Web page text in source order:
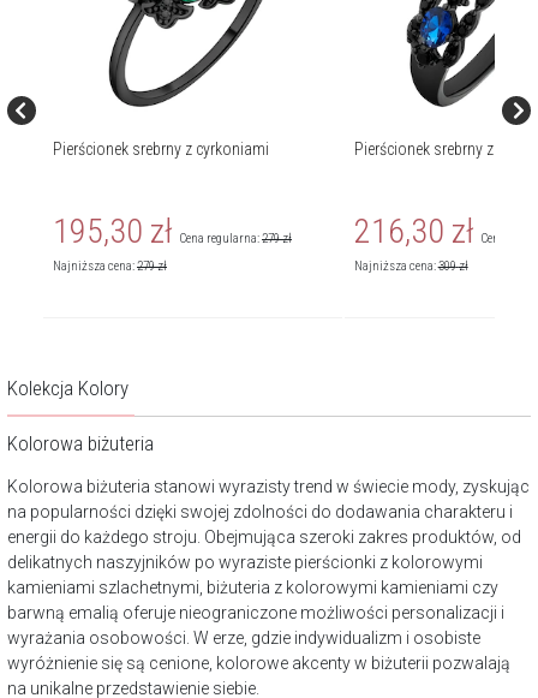
Pierścionek srebrny z cyrkoniami
195,30 zł Cena regularna:279zł
Najniższa cena:279zł
Pierścionek srebrny z
216,30 zł Cena
Najniższa cena:309zł
Kolekcja Kolory
Kolorowa biżuteria
Kolorowa biżuteria stanowi wyrazisty trend w świecie mody, zyskując
na popularności dzięki swojej zdolności do dodawania charakteru i
energii do każdego stroju. Obejmująca szeroki zakres produktów, od
delikatnych naszyjników po wyraziste pierścionki z kolorowymi
kamieniami szlachetnymi, biżuteria z kolorowymi kamieniami czy
barwną emalią oferuje nieograniczone możliwości personalizacji i
wyrażania osobowości. W erze, gdzie indywidualizm i osobiste
wyróżnienie się są cenione, kolorowe akcenty w biżuterii pozwalają
na unikalne przedstawienie siebie.